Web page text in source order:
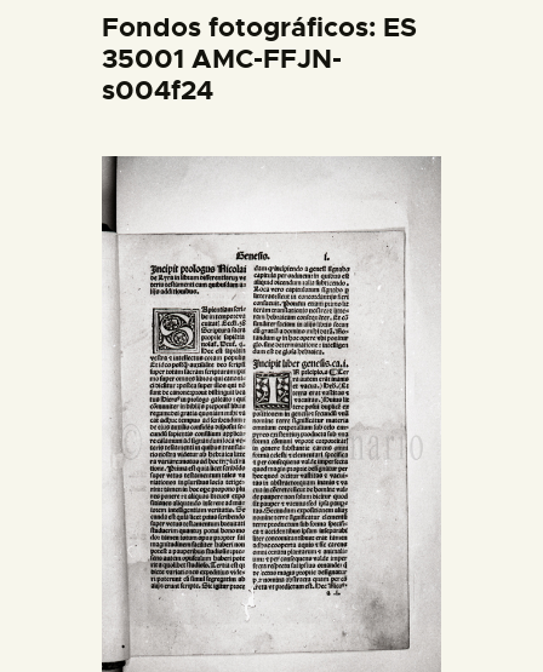
DIDÁCTICA
ESPAÑOL
PREPARAR LA VISITA
ACTIVIDADES
█
EL MUSEO
COLECCIONES
DIDÁCTICA
ESPAÑOL
Fondos fotográficos: ES
35001 AMC-FFJN-
s004f24